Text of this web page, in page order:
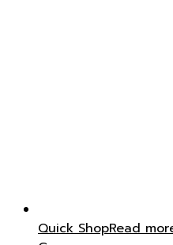
Quick ShopRead